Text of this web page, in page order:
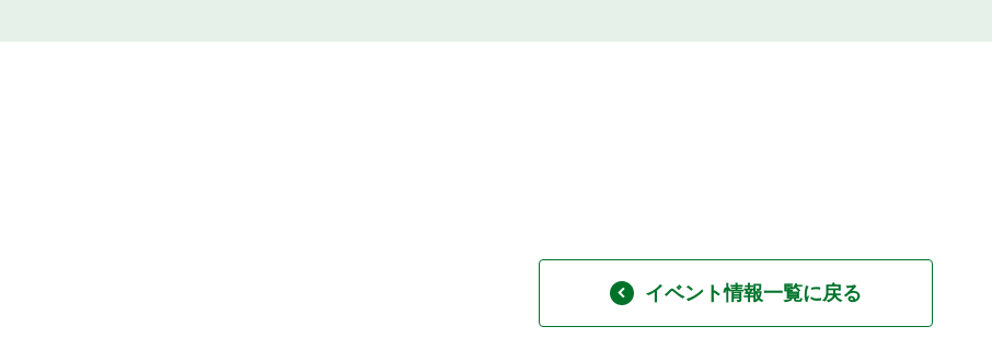
イベント情報一覧に戻る